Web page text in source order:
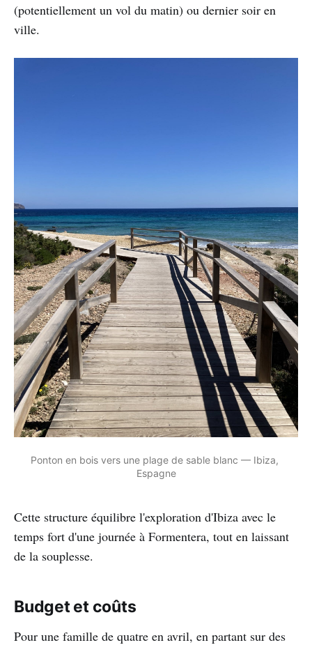
(potentiellement un vol du matin) ou dernier soir en
ville.
Ponton en bois vers une plage de sable blanc — Ibiza,
Espagne
Cette structure équilibre l'exploration d'Ibiza avec le
temps fort d'une journée à Formentera, tout en laissant
de la souplesse.
Budget et coûts
Pour une famille de quatre en avril, en partant sur des